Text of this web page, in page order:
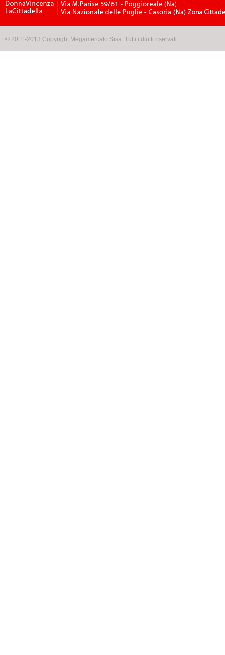
© 2011-2013 Copyright Megamercato Sisa. Tutti i diritti riservati.